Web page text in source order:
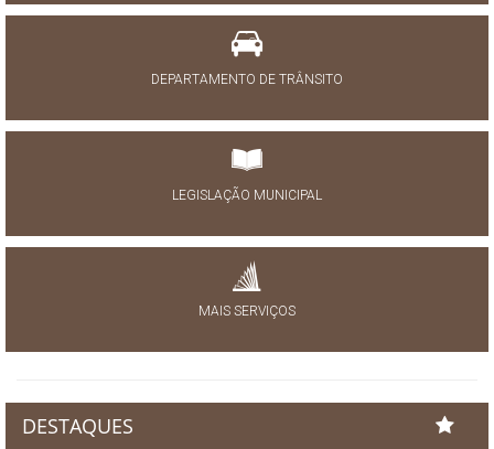
DEPARTAMENTO DE TRÂNSITO
LEGISLAÇÃO MUNICIPAL
MAIS SERVIÇOS
DESTAQUES